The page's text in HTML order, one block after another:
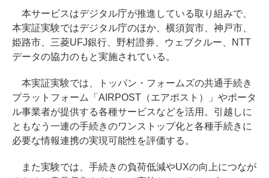
本サービスはデジタル庁が推進している取り組みで、
本実証実験ではデジタル庁のほか、横須賀市、神戸市、
姫路市、三菱UFJ銀行、野村證券、ウェブクルー、NTT
データの協力のもと実施されている。
本実証実験では、トッパン・フォームズの共通手続き
プラットフォーム「AIRPOST（エアポスト）」やポータ
ル事業者が提供する各種サービスなどを活用。引越しに
ともなう一連の手続きのワンストップ化と各種手続きに
必要な情報連携の実現可能性を評価する。
また実験では、手続きの負荷低減やUXの向上につなが